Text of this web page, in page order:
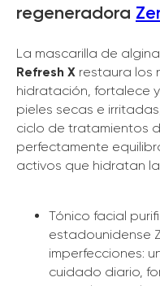
regeneradora
La mascarilla de
Refresh X restaura los
hidratación, fortalece
pieles secas e
ciclo de tratamientos
perfectamente
activos que hidratan
Tónico facial
estadounidense
imperfecciones:
cuidado diario,